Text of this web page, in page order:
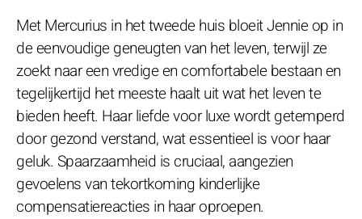
Met Mercurius in het tweede huis bloeit Jennie op in
de eenvoudige geneugten van het leven, terwijl ze
zoekt naar een vredige en comfortabele bestaan en
tegelijkertijd het meeste haalt uit wat het leven te
bieden heeft. Haar liefde voor luxe wordt getemperd
door gezond verstand, wat essentieel is voor haar
geluk. Spaarzaamheid is cruciaal, aangezien
gevoelens van tekortkoming kinderlijke
compensatiereacties in haar oproepen.